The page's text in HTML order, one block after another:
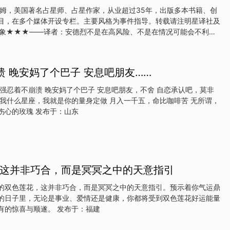
！但是你们之间有着较多问题，且很难被拒绝！因此，千万别不顾一
定是让你悲伤失望的！而且对方可能还有一些其他的问题，小心被小
：火元素侍从+ 死神- 星星-解析：你的工作正属于一个转折点！过
，美国著名占星师、占星作家，从业超过35年，出版多本书籍、创
，在多个媒体开设专栏。主要风格为事件指导。转载请注明星译社及
译者：安德烈不是在高风险、不是在情况可能会不利的
你会突然发现，自己不害怕了。也许正式因为你厌倦了这种情况，厌
，或者，现在你真的觉得，没什么可失去的。不管是哪种情况，你都
。现在，新的做法是否会让你获得胜利甚至都不重要了。重要的是，
你开始直面恐惧，而你的恐惧会先败下阵来。也就是说，你比它更强
译者：安德烈
晚安妈了个巴子 安息吧朋友……
也有点累，我是午夜伤心的玫瑰 发布于：山东
并非巧合，而是冥冥之中的天意指引
双色莲花，这并非巧合，而是冥冥之中的天意指引。预示着你气运鼎
日子里，无论是事业、爱情还是健康，你都将受到双色莲花好运能量
的庇佑，迎来前所未有的惊喜与顺遂。 发布于：福建